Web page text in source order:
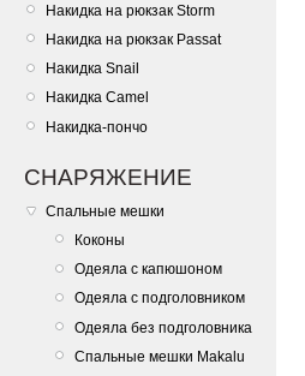
Накидка на рюкзак Storm
Накидка на рюкзак Passat
Накидка Snail
Накидка Camel
Накидка-пончо
СНАРЯЖЕНИЕ
Спальные мешки
Коконы
Одеяла с капюшоном
Одеяла с подголовником
Одеяла без подголовника
Спальные мешки Makalu